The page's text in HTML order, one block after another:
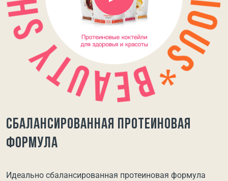
Сбалансированная протеиновая
формула
Идеально сбалансированная протеиновая формула